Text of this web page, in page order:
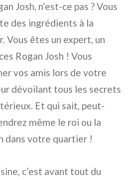
Josh, n’est-ce pas ? Vous
des ingrédients à la
Vous êtes un expert, un
Rogan Josh ! Vous
vos amis lors de votre
dévoilant tous les secrets
Et qui sait, peut-
même le roi ou la
dans votre quartier !
c’est avant tout du